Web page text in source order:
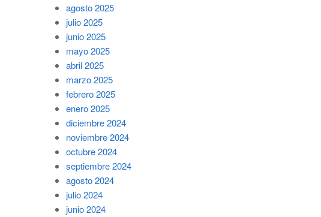
agosto 2025
julio 2025
junio 2025
mayo 2025
abril 2025
marzo 2025
febrero 2025
enero 2025
diciembre 2024
noviembre 2024
octubre 2024
septiembre 2024
agosto 2024
julio 2024
junio 2024